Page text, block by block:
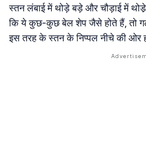
स्तन लंबाई में थोड़े बड़े और चौड़ाई में
कि ये कुछ-कुछ बेल शेप जैसे होते हैं, तो
इस तरह के स्तन के निप्पल नीचे की ओर